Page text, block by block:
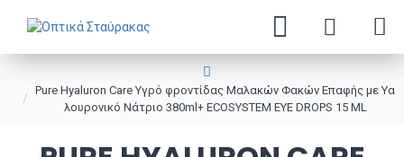
Pure Hyaluron Care Υγρό φροντίδας Μαλακών Φακών Επαφής με Υα
λουρονικό Νάτριο 380ml+ ECOSYSTEM EYE DROPS 15 ML